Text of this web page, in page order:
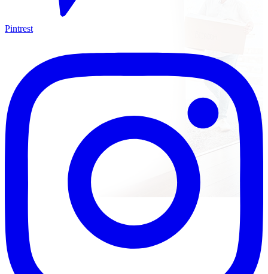
Pintrest